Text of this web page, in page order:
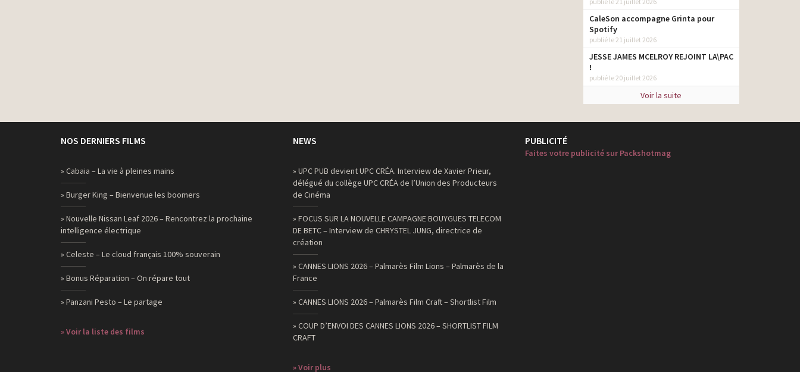
CaleSon accompagne Grinta pour
Spotify
publié le 21 juillet 2026
JESSE JAMES MCELROY REJOINT LA\PAC
!
publié le 20 juillet 2026
Voir la suite
NOS DERNIERS FILMS
» Cabaia – La vie à pleines mains
» Burger King – Bienvenue les boomers
» Nouvelle Nissan Leaf 2026 – Rencontrez la prochaine
intelligence électrique
» Celeste – Le cloud français 100% souverain
» Bonus Réparation – On répare tout
» Panzani Pesto – Le partage
» Voir la liste des films
NEWS
» UPC PUB devient UPC CRÉA. Interview de Xavier Prieur,
délégué du collège UPC CRÉA de l’Union des Producteurs
de Cinéma
» FOCUS SUR LA NOUVELLE CAMPAGNE BOUYGUES TELECOM
DE BETC – Interview de CHRYSTEL JUNG, directrice de
création
» CANNES LIONS 2026 – Palmarès Film Lions – Palmarès de la
France
» CANNES LIONS 2026 – Palmarès Film Craft – Shortlist Film
» COUP D’ENVOI DES CANNES LIONS 2026 – SHORTLIST FILM
CRAFT
» Voir plus
PUBLICITÉ
Faites votre publicité sur Packshotmag